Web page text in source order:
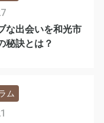
な出会いを和光市
秘訣とは？
ム